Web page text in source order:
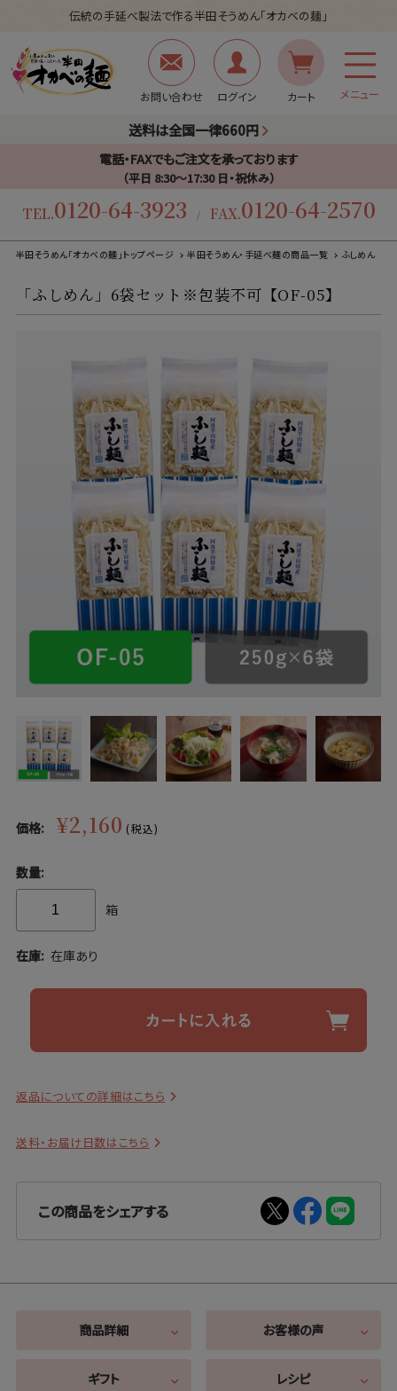
伝統の手延べ製法で作る半田そうめん「オカベの麺」
お問い合わせ ログイン カート メニュー
送料は全国一律660円
電話・FAXでもご注文を承っております
（平日 8:30〜17:30 日・祝休み）
TEL.0120-64-3923 / FAX.0120-64-2570
半田そうめん「オカベの麺」トップページ 半田そうめん・手延べ麺の商品一覧 ふしめん
「ふしめん」6袋セット※包装不可【OF-05】
価格: ¥2,160 (税込)
数量:
箱
在庫: 在庫あり
返品についての詳細はこちら
送料・お届け日数はこちら
この商品をシェアする
商品詳細 お客様の声
ギフト レシピ